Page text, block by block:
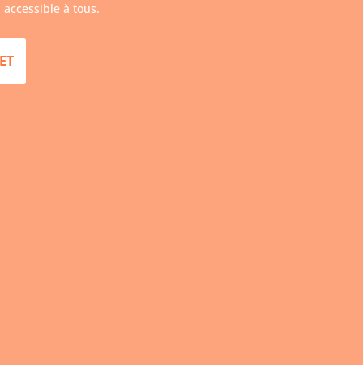
à tous.